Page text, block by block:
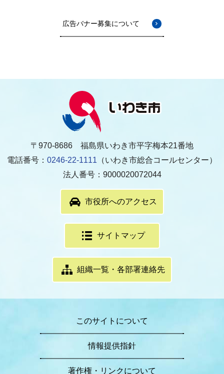
広告バナー募集について
〒970-8686 福島県いわき市平字梅本21番地
電話番号： 0246-22-1111 （いわき市総合コールセンター）
法人番号：9000020072044
市役所へのアクセス
サイトマップ
組織一覧・各部署連絡先
このサイトについて
情報提供指針
著作権・リンクについて